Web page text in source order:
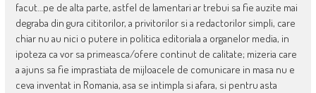
facut…pe de alta parte, astfel de lamentari ar trebui sa fie auzite mai
degraba din gura cititorilor, a privitorilor si a redactorilor simpli, care
chiar nu au nici o putere in politica editoriala a organelor media, in
ipoteza ca vor sa primeasca/ofere continut de calitate; mizeria care
a ajuns sa fie imprastiata de mijloacele de comunicare in masa nu e
ceva inventat in Romania, asa se intimpla si afara, si pentru asta